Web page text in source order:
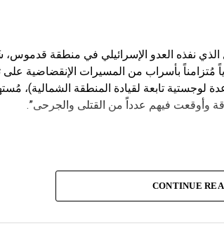
الذي نفذه العدو الإسرائيلي في منطقة
يوم الاثنين 19-8-2024 هجوماً جوياً مُتزامناً بأسراب من المسيرات
سنط جين (قاعدة لوجستية تابعة لقيادة المنطقة
وأوقعت فيهم عدداً من القتلى والجرحى”.
CONTINUE